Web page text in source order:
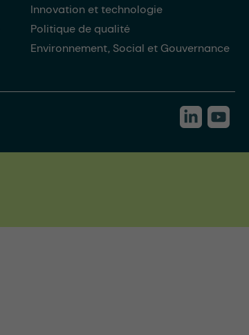
Innovation et technologie
Politique de qualité
Environnement, Social et Gouvernance